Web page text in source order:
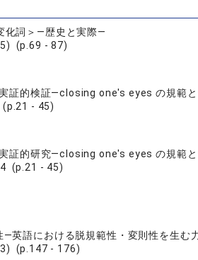
化詞＞―歴史と実際―
(p.69 - 87)
証的検証―closing one's eyes の規範
- 45)
証的研究―closing one's eyes の規範
(p.21 - 45)
英語における脱規範性・変則性を生む
(p.147 - 176)